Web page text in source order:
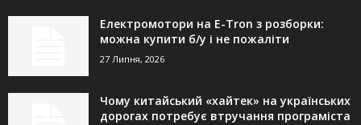
Електромотори на E-Tron з розборки:
можна купити б/у і не пожаліти
27 Липня, 2026
Чому китайський «хайтек» на українських
дорогах потребує втручання програміста